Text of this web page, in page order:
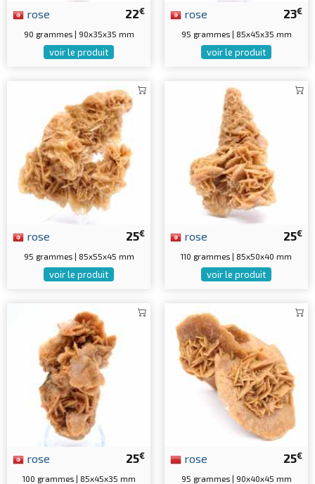
22€
rose
90 grammes | 90x35x35 mm
voir le produit
23€
rose
95 grammes | 85x45x35 mm
voir le produit
25€
rose
95 grammes | 85x55x45 mm
voir le produit
25€
rose
110 grammes | 85x50x40 mm
voir le produit
25€
rose
100 grammes | 85x45x35 mm
25€
rose
95 grammes | 90x40x45 mm